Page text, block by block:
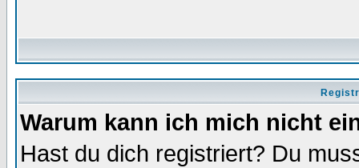
Warum kann ich mich nicht
Hast du dich registriert? Du